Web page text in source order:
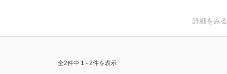
詳細をみる
全2件中 1 - 2件を表示